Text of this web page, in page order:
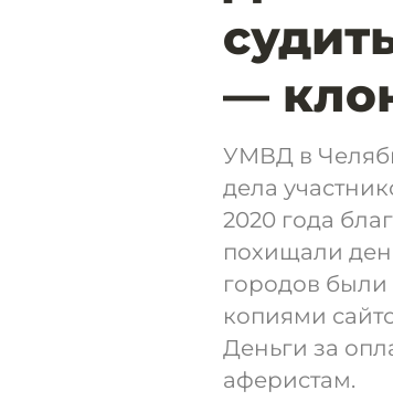
—
УМВД в
дела
2020 года
похищали
городов
копиями
Деньги за
аферистам.